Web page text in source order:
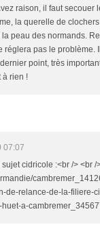
raison, il faut secouer
la querelle de
peau des normands.
réglera pas le problème.
point, très
à rien !
07:07
cidricole :<br /> <br /
de-relance-de-la-filiere-
a-